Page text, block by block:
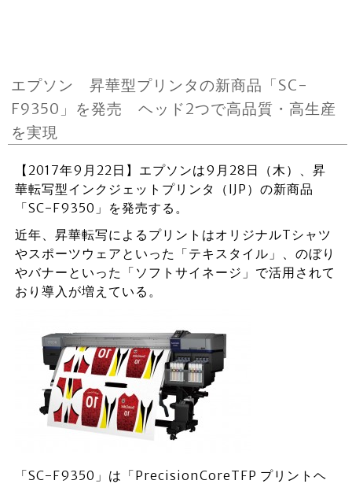
エプソン 昇華型プリンタの新商品「SC-
F9350」を発売 ヘッド2つで高品質・高生産
を実現
【2017年9月22日】エプソンは9月28日（木）、昇
華転写型インクジェットプリンタ（IJP）の新商品
「SC-F9350」を発売する。
近年、昇華転写によるプリントはオリジナルTシャツ
やスポーツウェアといった「テキスタイル」、のぼり
やバナーといった「ソフトサイネージ」で活用されて
おり導入が増えている。
「SC-F9350」は「PrecisionCoreTFP プリントヘ